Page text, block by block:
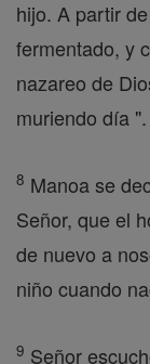
hijo. A partir
fermentado, y
nazareo de
muriendo día
8 Manoa se
Señor, que el
de nuevo a
niño cuando
9 Señor